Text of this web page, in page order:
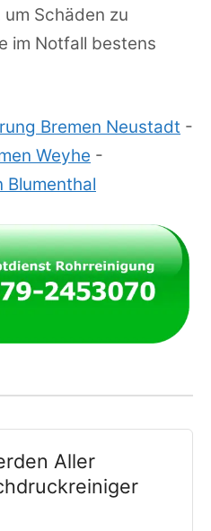
Schäden zu
im Notfall bestens
Bremen Neustadt -
Weyhe -
Blumenthal
Aller